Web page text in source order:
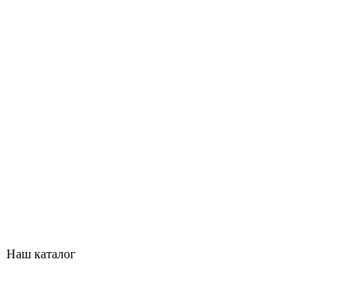
Наш каталог